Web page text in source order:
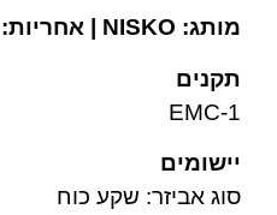
מותג: NISKO | אחריות: 1 שנה
תקנים
EMC-1
יישומים
סוג אביזר: שקע כוח